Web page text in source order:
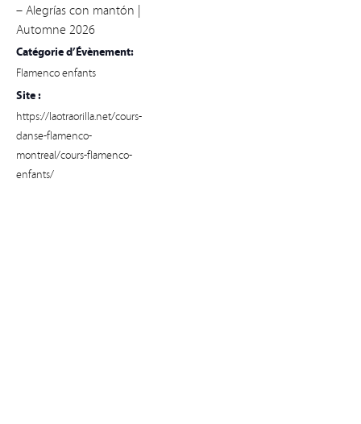
– Alegrías con mantón |
Automne 2026
Catégorie d’Évènement:
Flamenco enfants
Site :
https://laotraorilla.net/cours-
danse-flamenco-
montreal/cours-flamenco-
enfants/